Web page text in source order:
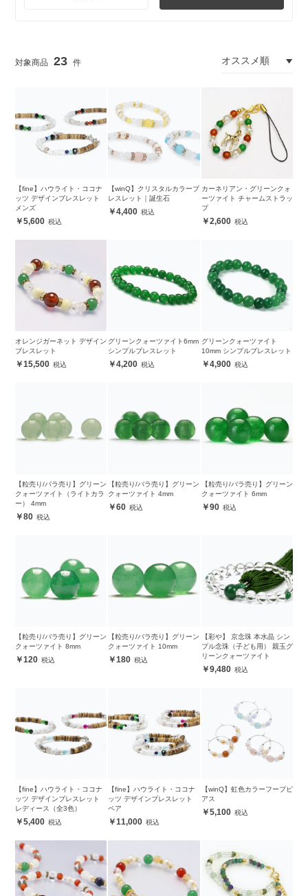
23
【fine】ハウライト・ココナ
ッツ デザインブレスレット
メンズ
5,600
【winQ】クリスタルカラーブ
レスレット｜誕生石
4,400
カーネリアン・グリーンクォ
ーツァイト チャームストラッ
プ
2,600
オレンジガーネット デザイン
ブレスレット
15,500
グリーンクォーツァイト6mm
シンプルブレスレット
4,200
グリーンクォーツァイト
10mm シンプルブレスレット
4,900
【粒売り/バラ売り】グリーン
クォーツァイト（ライトカラ
ー） 4mm
80
【粒売り/バラ売り】グリーン
クォーツァイト 4mm
60
【粒売り/バラ売り】グリーン
クォーツァイト 6mm
90
【粒売り/バラ売り】グリーン
クォーツァイト 8mm
120
【粒売り/バラ売り】グリーン
クォーツァイト 10mm
180
【彩や】 京念珠 本水晶 シン
プル念珠（子ども用） 親玉グ
リーンクォーツァイト
9,480
【fine】ハウライト・ココナ
ッツ デザインブレスレット
レディース（全3色）
5,400
【fine】ハウライト・ココナ
ッツ デザインブレスレット
ペア
11,000
【winQ】虹色カラーフープピ
アス
5,100